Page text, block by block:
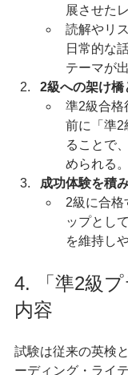
展させた
読解やリ
日常的な
テーマが出
2級への架け橋
準2級合格
前に「準2
ることで
められる。
成功体験を積
2級に合格
ップとし
を維持し
4. 「準2級
内容
試験は従来の英検
ーディング・ライ